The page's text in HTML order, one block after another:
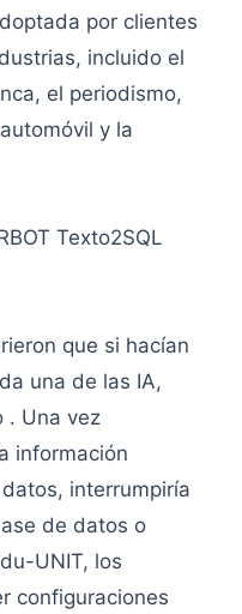
por clientes
incluido el
el periodismo,
y la
Texto2SQL
que si hacían
una de las IA,
. Una vez
información
interrumpiría
de datos o
UNIT, los
configuraciones